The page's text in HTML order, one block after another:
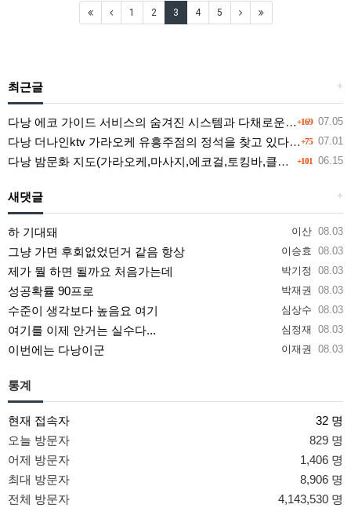
1 2 3 4 5
+
최근글
+169 07.05
다낭 에코 가이드 서비스의 숨겨진 시스템과 다채로운 인력 풀의 진실
+75 07.01
다낭 더나인ktv 가라오케 유흥주점의 정석을 찾고 있다면 여기
+101 06.15
다낭 밤문화 지도(가라오케,마사지,에코걸,토킹바,클럽) 유흥별 가격 및 후기공유
+
새댓글
이산 08.03
하 기대돼
이승효 08.03
그냥 가면 후회없었던거 같음 항상
박기정 08.03
제가 뭘 하면 될까요 처음가는데
박재권 08.03
성공확률 90프로
심상수 08.03
수준이 생각보다 높음요 여기
심정재 08.03
여기를 이제 안거는 실수다...
이재권 08.03
이번에는 다낭이군
통계
현재 접속자
32 명
오늘 방문자
829 명
어제 방문자
1,406 명
최대 방문자
8,906 명
전체 방문자
4,143,530 명